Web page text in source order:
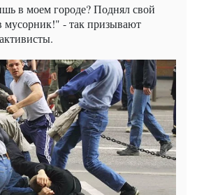
в моем городе? Поднял свой
мусорник!" - так призывают